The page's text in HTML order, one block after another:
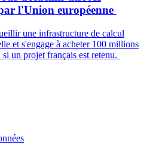
l'Union européenne
une infrastructure de calcul
et s'engage à acheter 100 millions
un projet français est retenu.